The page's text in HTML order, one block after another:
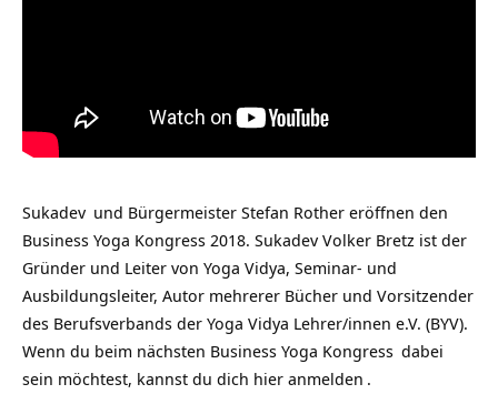
Sukadev und Bürgermeister Stefan Rother eröffnen den
Business Yoga Kongress 2018. Sukadev Volker Bretz ist der
Gründer und Leiter von Yoga Vidya, Seminar- und
Ausbildungsleiter, Autor mehrerer Bücher und Vorsitzender
des Berufsverbands der Yoga Vidya Lehrer/innen e.V. (BYV).
Wenn du beim nächsten Business Yoga Kongress dabei
sein möchtest, kannst du dich hier anmelden .